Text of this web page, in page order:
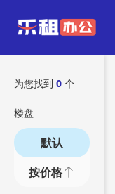
为您找到 0 个
楼盘
默认
按价格